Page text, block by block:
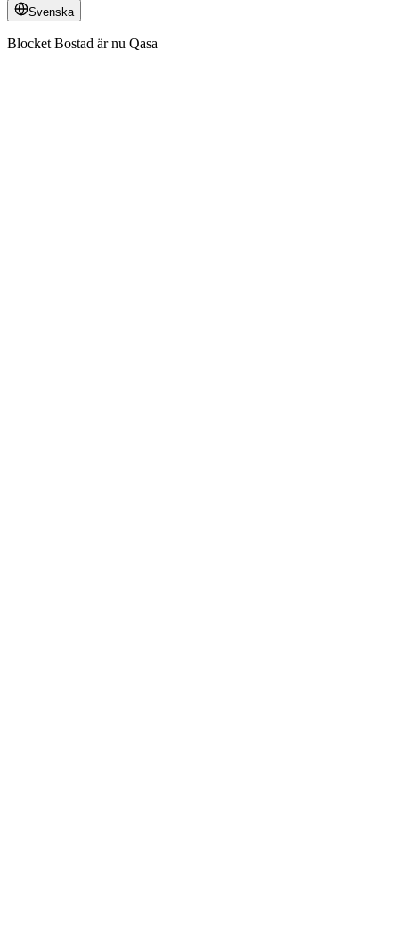
Svenska
Blocket Bostad är nu Qasa